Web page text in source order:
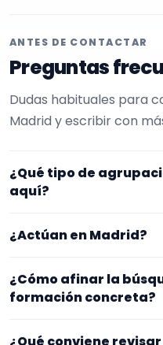
ANTES DE CONTACTAR
Preguntas
Dudas habituales para
Madrid y escribir con
¿Qué tipo de
aquí?
procesiones. Conviene
¿Actúan en Madrid?
trabajan en Madrid.
exacto, horarios y
¿Cómo afinar la
formación concreta?
Empieza por el tipo de
¿Qué conviene